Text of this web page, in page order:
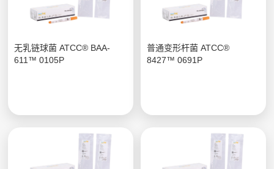
无乳链球菌 ATCC® BAA-
611™ 0105P
普通变形杆菌 ATCC®
8427™ 0691P